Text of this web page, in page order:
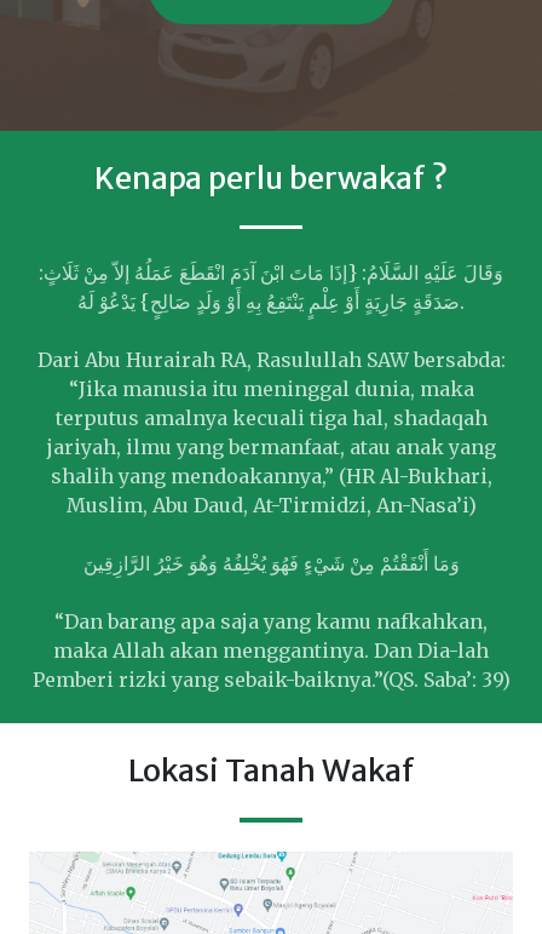
Kenapa perlu berwakaf ?
وَقَالَ عَلَيْهِ السَّلَامُ: {إذَا مَاتَ ابْنَ آدَمَ انْقَطَعَ عَمَلُهُ إلاّ مِنْ ثَلَاثٍ:
صَدَقَةٍ جَارِيَةٍ أَوْ عِلْمٍ يَنْتَفِعُ بِهِ أَوْ وَلَدٍ صَالِحٍ} يَدْعُوْ لَهُ.
Dari Abu Hurairah RA, Rasulullah SAW bersabda:
“Jika manusia itu meninggal dunia, maka
terputus amalnya kecuali tiga hal, shadaqah
jariyah, ilmu yang bermanfaat, atau anak yang
shalih yang mendoakannya,” (HR Al-Bukhari,
Muslim, Abu Daud, At-Tirmidzi, An-Nasa’i)
وَمَا أَنْفَقْتُمْ مِنْ شَيْءٍ فَهُوَ يُخْلِفُهُ وَهُوَ خَيْرُ الرَّازِقِينَ
“Dan barang apa saja yang kamu nafkahkan,
maka Allah akan menggantinya. Dan Dia-lah
Pemberi rizki yang sebaik-baiknya.”(QS. Saba’: 39)
Lokasi Tanah Wakaf